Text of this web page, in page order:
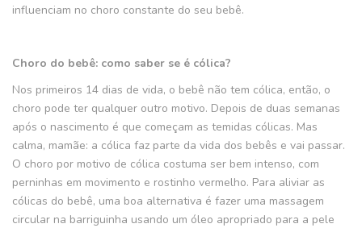
influenciam no choro constante do seu bebê.
Choro do bebê: como saber se é cólica?
Nos primeiros 14 dias de vida, o bebê não tem cólica, então, o
choro pode ter qualquer outro motivo. Depois de duas semanas
após o nascimento é que começam as temidas cólicas. Mas
calma, mamãe: a cólica faz parte da vida dos bebês e vai passar.
O choro por motivo de cólica costuma ser bem intenso, com
perninhas em movimento e rostinho vermelho. Para aliviar as
cólicas do bebê, uma boa alternativa é fazer uma massagem
circular na barriguinha usando um óleo apropriado para a pele